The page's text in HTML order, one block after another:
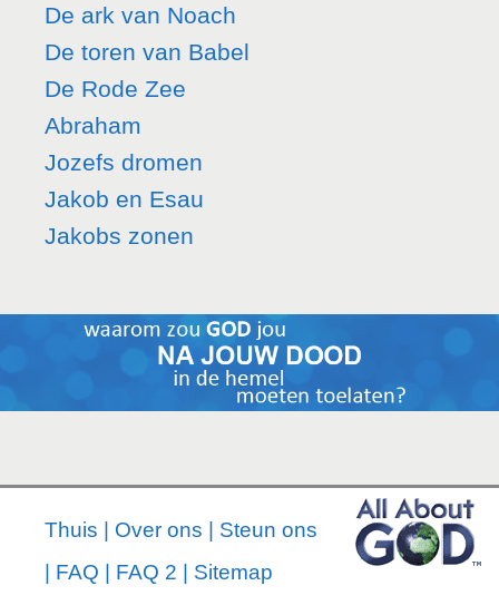
De ark van Noach
De toren van Babel
De Rode Zee
Abraham
Jozefs dromen
Jakob en Esau
Jakobs zonen
Thuis Over ons
Steun ons
FAQ FAQ 2 Sitemap